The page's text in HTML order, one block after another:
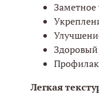
Заметное
Легкая